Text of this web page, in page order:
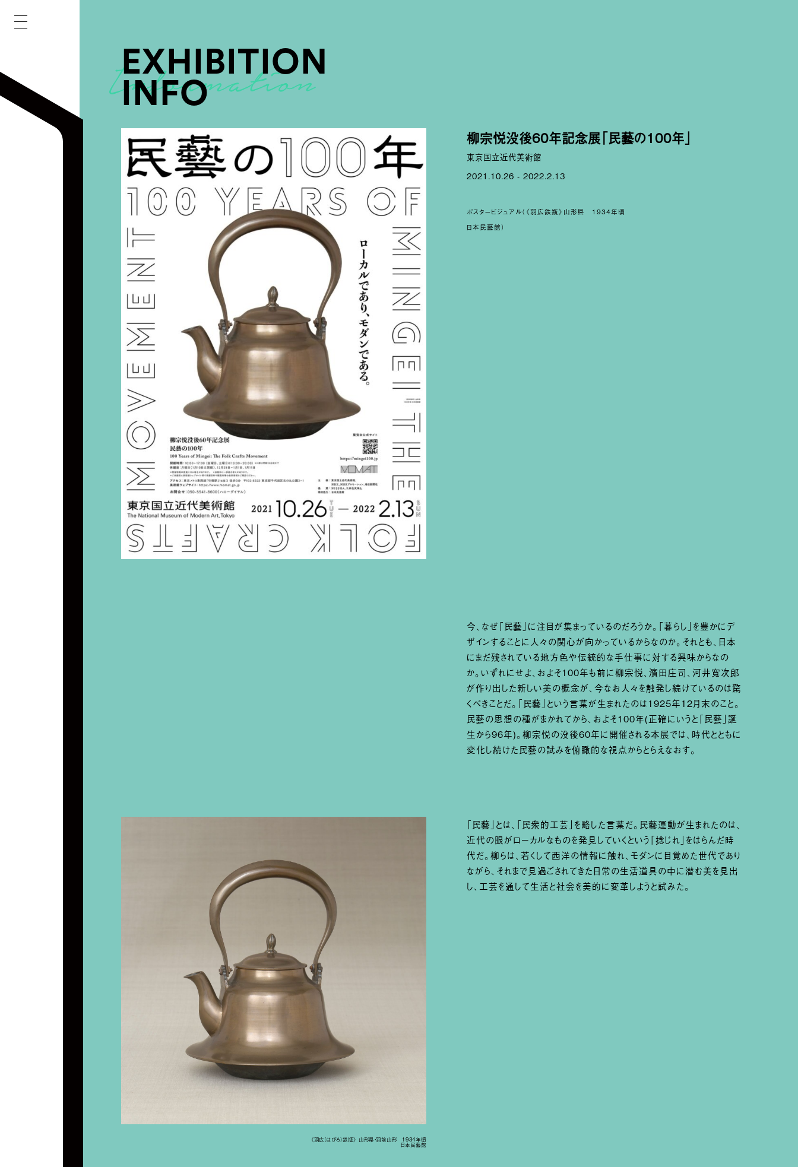
EXHIBITION
INFO
柳宗悦没後60年記念展「民藝の100年」
東京国立近代美術館
2021.10.26 - 2022.2.13
ポスタービジュアル（《羽広鉄瓶》山形県 1934年頃
日本民藝館）
今、なぜ「民藝」に注目が集まっているのだろうか。「暮らし」を豊かにデ
ザインすることに人々の関心が向かっているからなのか。それとも、日本
にまだ残されている地方色や伝統的な手仕事に対する興味からなの
か。いずれにせよ、およそ100年も前に柳宗悦、濱田庄司、河井寬次郎
が作り出した新しい美の概念が、今なお人々を触発し続けているのは驚
くべきことだ。「民藝」という言葉が生まれたのは1925年12月末のこと。
民藝の思想の種がまかれてから、およそ100年(正確にいうと「民藝」誕
生から96年)。柳宗悦の没後60年に開催される本展では、時代とともに
変化し続けた民藝の試みを俯瞰的な視点からとらえなおす。
《羽広（はびろ）鉄瓶》 山形県・羽前山形 1934年頃
日本民藝館
「民藝」とは、「民衆的工芸」を略した言葉だ。民藝運動が生まれたのは、
近代の眼がローカルなものを発見していくという「捻じれ」をはらんだ時
代だ。柳らは、若くして西洋の情報に触れ、モダンに目覚めた世代であり
ながら、それまで見過ごされてきた日常の生活道具の中に潜む美を見出
し、工芸を通して生活と社会を美的に変革しようと試みた。